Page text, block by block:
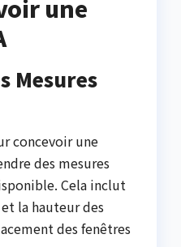
une
Mesures
concevoir une
des mesures
Cela inclut
la hauteur des
des fenêtres